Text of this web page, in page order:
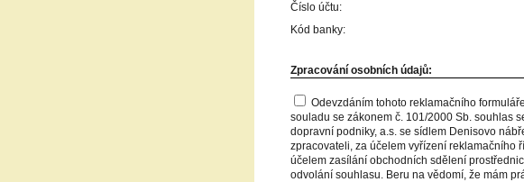
Číslo účtu:
Kód banky:
Zpracování osobních údajů:
Odevzdáním tohoto reklamačního
souladu se zákonem č. 101/2000 Sb. souhlas
dopravní podniky, a.s. se sídlem Denisovo
zpracovateli, za účelem vyřízení reklamačního
účelem zasílání obchodních sdělení
odvolání souhlasu. Beru na vědomí, že mám